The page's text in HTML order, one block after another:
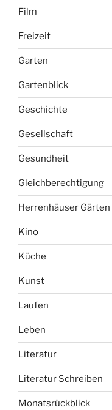
Film
Freizeit
Garten
Gartenblick
Geschichte
Gesellschaft
Gesundheit
Gleichberechtigung
Herrenhäuser Gärten
Kino
Küche
Kunst
Laufen
Leben
Literatur
Literatur Schreiben
Monatsrückblick